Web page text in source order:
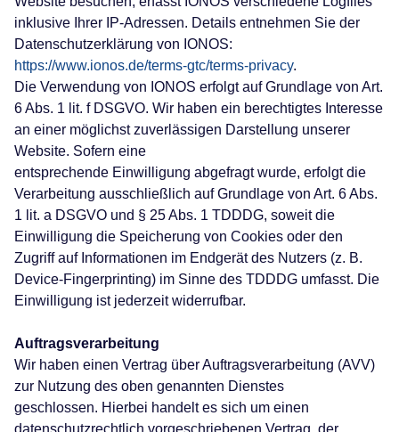
inklusive Ihrer IP-Adressen. Details entnehmen Sie der
Datenschutzerklärung von IONOS:
https://www.ionos.de/terms-gtc/terms-privacy.
Die Verwendung von IONOS erfolgt auf Grundlage von Art.
6 Abs. 1 lit. f DSGVO. Wir haben ein berechtigtes Interesse
an einer möglichst zuverlässigen Darstellung unserer
Website. Sofern eine
entsprechende Einwilligung abgefragt wurde, erfolgt die
Verarbeitung ausschließlich auf Grundlage von Art. 6 Abs.
1 lit. a DSGVO und § 25 Abs. 1 TDDDG, soweit die
Einwilligung die Speicherung von Cookies oder den
Zugriff auf Informationen im Endgerät des Nutzers (z. B.
Device-Fingerprinting) im Sinne des TDDDG umfasst. Die
Einwilligung ist jederzeit widerrufbar.
Auftragsverarbeitung
Wir haben einen Vertrag über Auftragsverarbeitung (AVV)
zur Nutzung des oben genannten Dienstes
geschlossen. Hierbei handelt es sich um einen
datenschutzrechtlich vorgeschriebenen Vertrag, der